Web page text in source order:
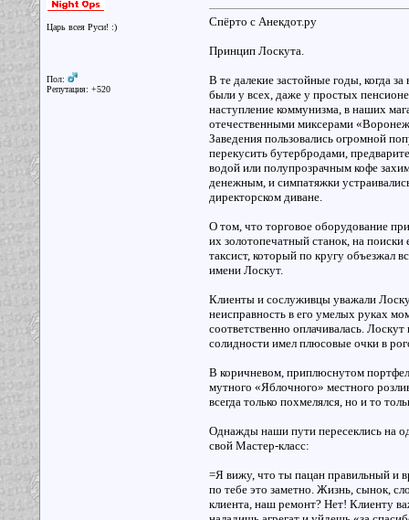
Царь всея Руси! :)
Пол:
Репутация: +520
Спёрто с Анекдот.ру
Принцип Лоскута.
В те далекие застойные годы, когда
были у всех, даже у простых
наступление коммунизма, в наших
отечественными миксерами
Заведения пользовались огромной
перекусить бутербродами,
водой или полупрозрачным кофе
денежным, и симпатяжки
директорском диване.
О том, что торговое оборудование
их золотопечатный станок, на
таксист, который по кругу объезжал
имени Лоскут.
Клиенты и сослуживцы уважали
неисправность в его умелых руках
соответственно оплачивалась.
солидности имел плюсовые очки в
В коричневом, приплюснутом
мутного «Яблочного» местного
всегда только похмелялся, но и то
Однажды наши пути пересеклись на
свой Мастер-класс:
=Я вижу, что ты пацан правильный и
по тебе это заметно. Жизнь, сынок,
клиента, наш ремонт? Нет! Клиенту